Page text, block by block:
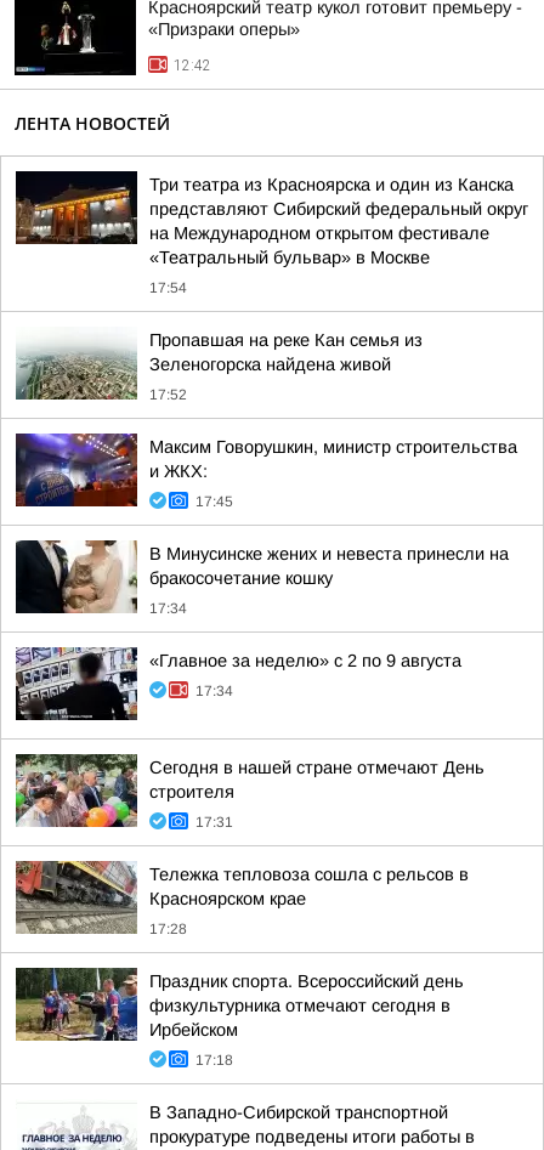
Красноярский театр кукол готовит премьеру -
«Призраки оперы»
12:42
ЛЕНТА НОВОСТЕЙ
Три театра из Красноярска и один из Канска
представляют Сибирский федеральный округ
на Международном открытом фестивале
«Театральный бульвар» в Москве
17:54
Пропавшая на реке Кан семья из
Зеленогорска найдена живой
17:52
Максим Говорушкин, министр строительства
и ЖКХ:
17:45
В Минусинске жених и невеста принесли на
бракосочетание кошку
17:34
«Главное за неделю» с 2 по 9 августа
17:34
Сегодня в нашей стране отмечают День
строителя
17:31
Тележка тепловоза сошла с рельсов в
Красноярском крае
17:28
Праздник спорта. Всероссийский день
физкультурника отмечают сегодня в
Ирбейском
17:18
В Западно-Сибирской транспортной
прокуратуре подведены итоги работы в